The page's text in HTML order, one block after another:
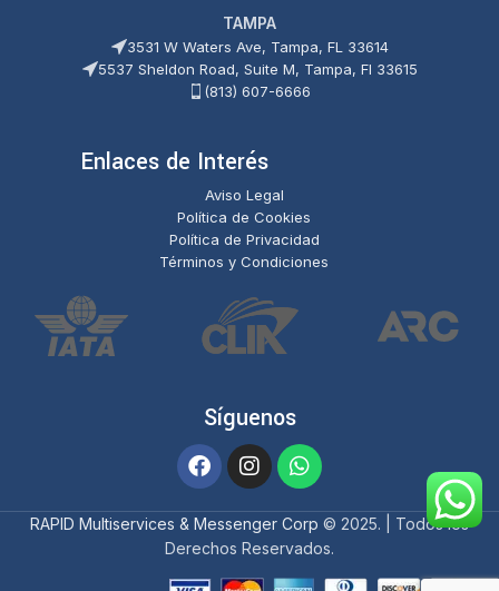
TAMPA
3531 W Waters Ave, Tampa, FL 33614
5537 Sheldon Road, Suite M, Tampa, Fl 33615
(813) 607-6666
Enlaces de Interés
Aviso Legal
Política de Cookies
Política de Privacidad
Términos y Condiciones
Síguenos
RAPID Multiservices & Messenger Corp © 2025. | Todos los
Derechos Reservados.